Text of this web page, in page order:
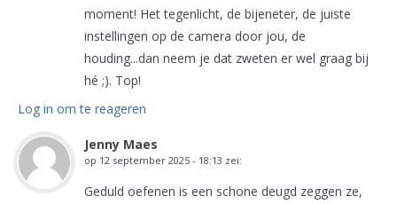
moment! Het tegenlicht, de bijeneter, de juiste
instellingen op de camera door jou, de
houding...dan neem je dat zweten er wel graag bij
hé ;). Top!
Log in om te reageren
Jenny Maes
op 12 september 2025 - 18:13 zei:
Geduld oefenen is een schone deugd zeggen ze,